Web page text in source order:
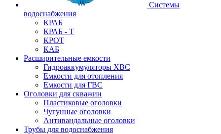
Системы
водоснабжения
КРАБ
КРАБ - Т
КРОТ
КАБ
Расширительные емкости
Гидроаккумуляторы ХВС
Емкости для отопления
Емкости для ГВС
Оголовки для скважин
Пластиковые оголовки
Чугунные оголовки
Антивандальные оголовки
Трубы для водоснабжения